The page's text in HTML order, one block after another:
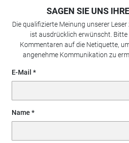
SAGEN SIE UNS
Die qualifizierte Meinung unserer
ist ausdrücklich erwünscht. Bitte
Kommentaren auf die Netiquette,
angenehme Kommunikation zu
E-Mail
Name